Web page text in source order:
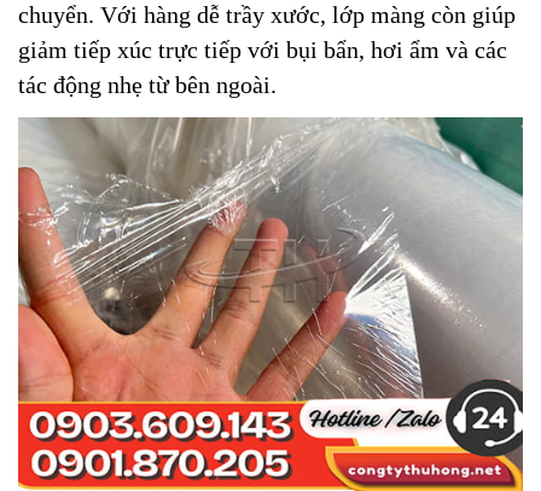
chuyển. Với hàng dễ trầy xước, lớp màng còn giúp
giảm tiếp xúc trực tiếp với bụi bẩn, hơi ẩm và các
tác động nhẹ từ bên ngoài.